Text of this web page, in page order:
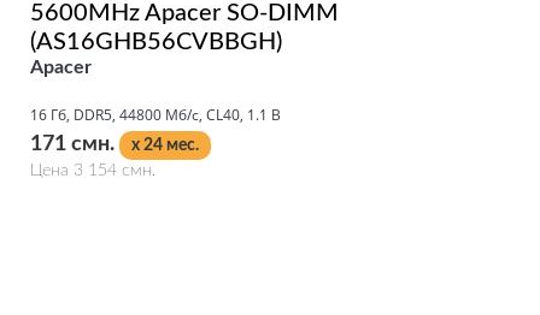
5600MHz Apacer SO-DIMM
(AS16GHB56CVBBGH)
Apacer
16 Гб, DDR5, 44800 Мб/с, CL40, 1.1 В
171 смн.
x 24 мес.
Цена 3 154 смн.